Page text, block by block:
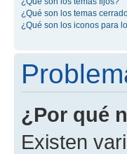
¿Qué son los temas
¿Qué son los iconos para
¿Por qué
Existen